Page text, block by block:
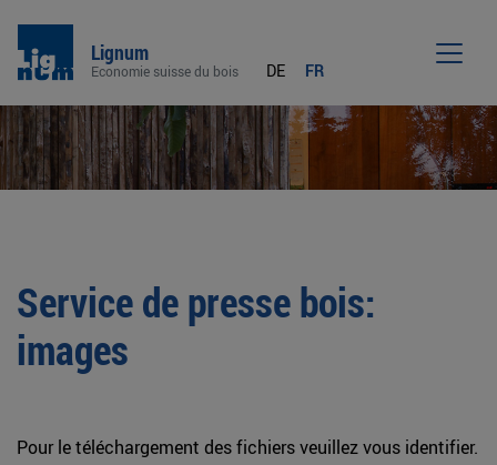
Lignum
Economie suisse du bois DE FR
Service de presse bois:
images
Pour le téléchargement des fichiers veuillez vous identifier.